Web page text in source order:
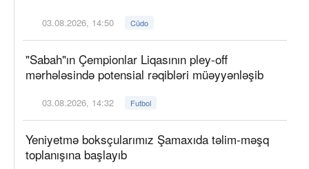
03.08.2026, 14:50 Cüdo
"Sabah"ın Çempionlar Liqasının pley-off
mərhələsində potensial rəqibləri müəyyənləşib
03.08.2026, 14:32 Futbol
Yeniyetmə boksçularımız Şamaxıda təlim-məşq
toplanışına başlayıb